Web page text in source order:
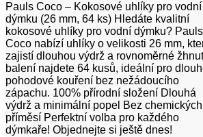
Pauls Coco – Kokosové uhlíky pro vodní
dýmku (26 mm, 64 ks) Hledáte kvalitní
kokosové uhlíky pro vodní dýmku? Pauls
Coco nabízí uhlíky o velikosti 26 mm,
zajistí dlouhou výdrž a rovnoměrné
balení najdete 64 kusů, ideální pro
pohodové kouření bez nežádoucího
zápachu. 100% přírodní složení Dlouhá
výdrž a minimální popel Bez chemických
příměsí Perfektní volba pro každého
dýmkaře! Objednejte si ještě dnes!